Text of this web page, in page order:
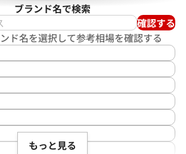
ブランド名で検索
確認する
ド名を選択して参考相場を確認する
ー
ッテ もっと見る